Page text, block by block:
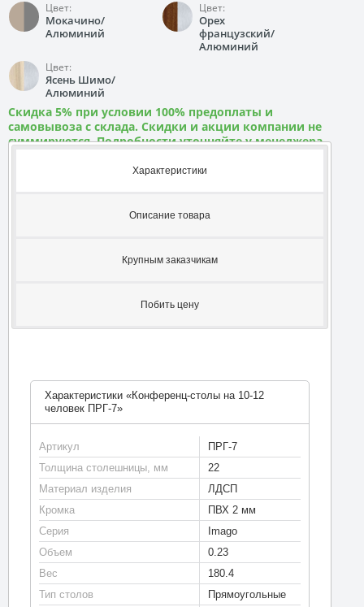
Цвет:
Мокачино/
Алюминий
Цвет:
Орех
французский/
Алюминий
Цвет:
Ясень Шимо/
Алюминий
Скидка 5% при условии 100% предоплаты и
самовывоза с склада. Скидки и акции компании не
суммируются. Подробности уточняйте у менеджера
Характеристики
Описание товара
Крупным заказчикам
Побить цену
Характеристики «Конференц-столы на 10-12
человек ПРГ-7»
Артикул
ПРГ-7
Толщина столешницы, мм
22
Материал изделия
ЛДСП
Кромка
ПВХ 2 мм
Серия
Imago
Объем
0.23
Вес
180.4
Тип столов
Прямоугольные